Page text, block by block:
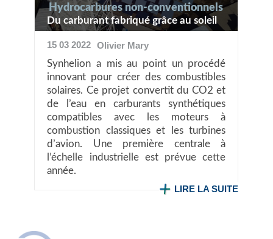
Hydrocarbures non-conventionnels
Du carburant fabriqué grâce au soleil
15 03 2022 Olivier Mary
Synhelion a mis au point un procédé
innovant pour créer des combustibles
solaires. Ce projet convertit du CO2 et
de l’eau en carburants synthétiques
compatibles avec les moteurs à
combustion classiques et les turbines
d’avion. Une première centrale à
l’échelle industrielle est prévue cette
année.
LIRE LA SUITE